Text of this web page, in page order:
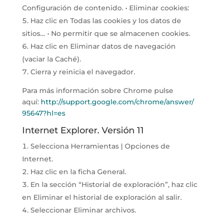
Configuración de contenido. • Eliminar cookies:
Haz clic en Todas las cookies y los datos de
sitios… • No permitir que se almacenen cookies.
Haz clic en Eliminar datos de navegación
(vaciar la Caché).
Cierra y reinicia el navegador.
Para más información sobre Chrome pulse
aquí: http://support.google.com/chrome/answer/
95647?hl=es
Internet Explorer. Versión 11
Selecciona Herramientas | Opciones de
Internet.
Haz clic en la ficha General.
En la sección “Historial de exploración”, haz clic
en Eliminar el historial de exploración al salir.
Seleccionar Eliminar archivos.